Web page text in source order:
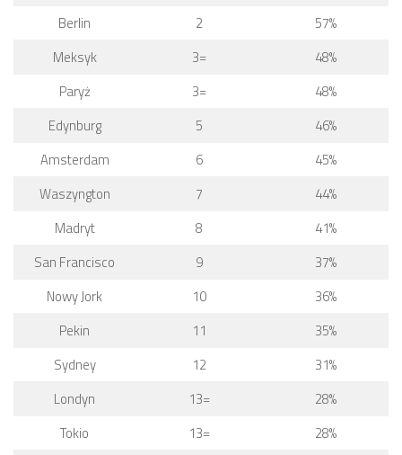
Berlin
2
57%
Meksyk
3=
48%
Paryż
3=
48%
Edynburg
5
46%
Amsterdam
6
45%
Waszyngton
7
44%
Madryt
8
41%
San Francisco
9
37%
Nowy Jork
10
36%
Pekin
11
35%
Sydney
12
31%
Londyn
13=
28%
Tokio
13=
28%